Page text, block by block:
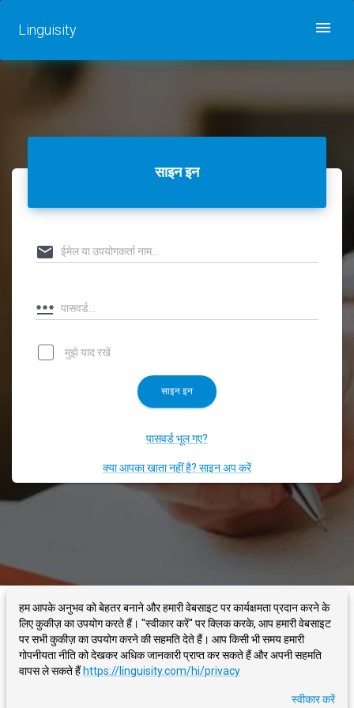
Linguisity
साइन इन
मुझे याद रखें
साइन इन
पासवर्ड भूल गए?
क्या आपका खाता नहीं है? साइन अप करें
LINGUISITY हमारे बारे में ब्लॉग संपर्क करें नियम
गोपनीयता नीति
आप लिखते हैं, हम सही करते हैं
हम आपके अनुभव को बेहतर बनाने और हमारी वेबसाइट पर कार्यक्षमता प्रदान करने के
लिए कुकीज़ का उपयोग करते हैं। "स्वीकार करें" पर क्लिक करके, आप हमारी वेबसाइट
पर सभी कुकीज़ का उपयोग करने की सहमति देते हैं। आप किसी भी समय हमारी
गोपनीयता नीति को देखकर अधिक जानकारी प्राप्त कर सकते हैं और अपनी सहमति
वापस ले सकते हैं https://linguisity.com/hi/privacy
स्वीकार करें